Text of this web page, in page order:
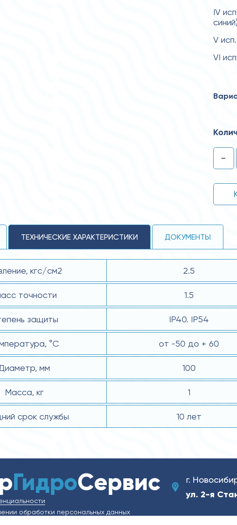
IV
V
VI
-
ТЕХНИЧЕСКИЕ ХАРАКТЕРИСТИКИ ДОКУМЕНТЫ
кгс/см2 2.5
точности 1.5
защиты IP40. IP54
°C от -50 до + 60
мм 100
Масса, кг 1
срок службы 10 лет
ГидроСервис г.
ул. 2-я
обработки персональных данных